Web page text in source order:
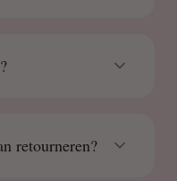
retourneren?